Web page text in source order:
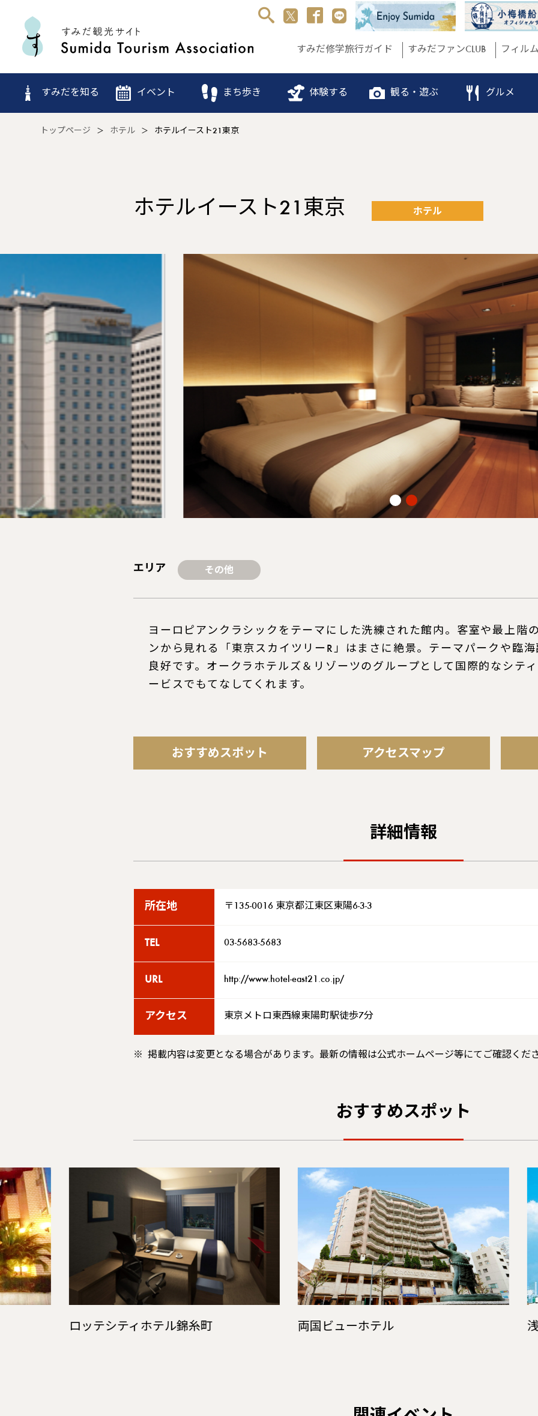
すみだ修学旅行ガイド すみだファンCLUB フィル
すみだを知る イベント まち歩き 体験する 観る・遊ぶ グルメ
トップページ ホテル ホテルイースト21東京
ホテルイースト21東京 ホテル
エリア その他
ヨーロピアンクラシックをテーマにした洗練された館内。客室や最上階
ンから見れる「東京スカイツリーR」はまさに絶景。テーマパークや臨
良好です。オークラホテルズ＆リゾーツのグループとして国際的なシテ
ービスでもてなしてくれます。
おすすめスポット アクセスマップ
詳細情報
所在地 〒135-0016 東京都江東区東陽6-3-3
TEL 03-5683-5683
URL http://www.hotel-east21.co.jp/
アクセス 東京メトロ東西線東陽町駅徒歩7分
掲載内容は変更となる場合があります。最新の情報は公式ホームページ等にてご確認くだ
おすすめスポット
ロッテシティホテル錦糸町 両国ビューホテル